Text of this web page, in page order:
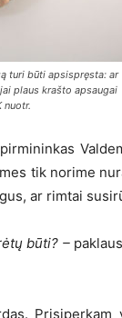
turi būti apsispręsta: ar
plaus krašto apsaugai
nuotr.
tik norime
ar rimtai
būti? –
Prisiperkam